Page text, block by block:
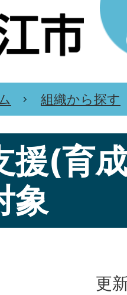
組織から探す
援(育
象
更